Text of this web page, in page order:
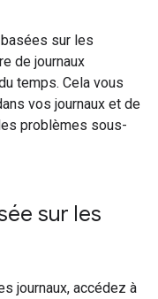
sur les
de journaux
temps. Cela vous
vos journaux et de
problèmes sous-
sur les
journaux, accédez à